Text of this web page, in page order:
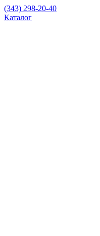
(343) 298-20-40
Каталог